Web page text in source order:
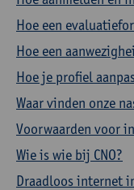
Hoe een
Hoe een
Hoe je profiel
Waar vinden onze
Voorwaarden voor
Wie is wie bij CNO?
Draadloos internet